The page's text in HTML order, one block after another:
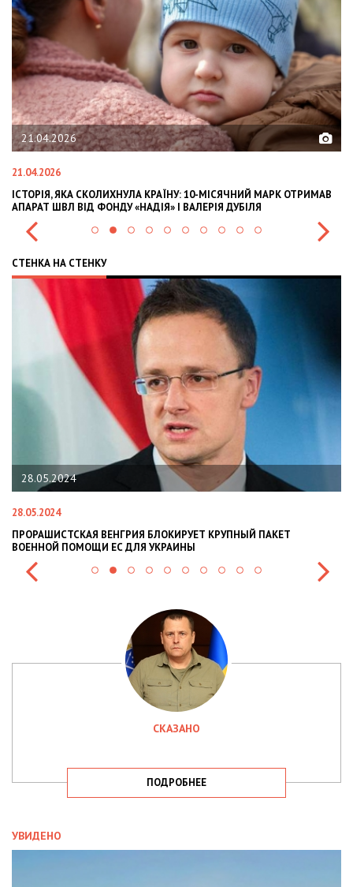
21.04.2026
21.04.2026
ІСТОРІЯ, ЯКА СКОЛИХНУЛА КРАЇНУ: 10-МІСЯЧНИЙ МАРК ОТРИМАВ
АПАРАТ ШВЛ ВІД ФОНДУ «НАДІЯ» І ВАЛЕРІЯ ДУБІЛЯ
СТЕНКА НА СТЕНКУ
28.05.2024
28.05.2024
ПРОРАШИСТСКАЯ ВЕНГРИЯ БЛОКИРУЕТ КРУПНЫЙ ПАКЕТ
ВОЕННОЙ ПОМОЩИ ЕС ДЛЯ УКРАИНЫ
СКАЗАНО
ПОДРОБНЕЕ
УВИДЕНО